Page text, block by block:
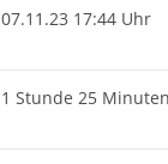
07.11.23 17:44 Uhr
1 Stunde 25 Minuten